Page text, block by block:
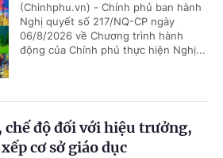
(Chinhphu.vn) - Chính phủ ban hành
Nghị quyết số 217/NQ-CP ngày
06/8/2026 về Chương trình hành
động của Chính phủ thực hiện Nghị...
chế độ đối với hiệu trưởng,
cơ sở giáo dục